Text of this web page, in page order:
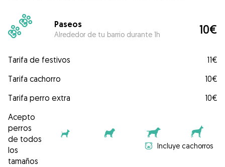
Paseos
Alrededor de tu barrio durante 1h 10€
Tarifa de festivos
11€
Tarifa cachorro
10€
Tarifa perro extra
10€
Acepto
perros
de todos
los
tamaños
Incluye cachorros